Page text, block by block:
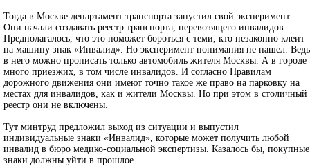
Тогда в Москве департамент транспорта запустил свой эксперимент.
Они начали создавать реестр транспорта, перевозящего инвалидов.
Предполагалось, что это поможет бороться с теми, кто незаконно клеит
на машину знак «Инвалид». Но эксперимент понимания не нашел. Ведь
в него можно прописать только автомобиль жителя Москвы. А в городе
много приезжих, в том числе инвалидов. И согласно Правилам
дорожного движения они имеют точно такое же право на парковку на
местах для инвалидов, как и жители Москвы. Но при этом в столичный
реестр они не включены.
Тут минтруд предложил выход из ситуации и выпустил
индивидуальные знаки «Инвалид», которые может получить любой
инвалид в бюро медико-социальной экспертизы. Казалось бы, покупные
знаки должны уйти в прошлое.